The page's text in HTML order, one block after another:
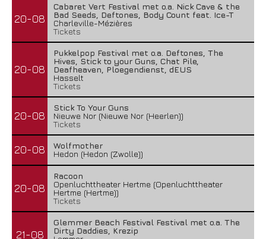
20-08
Cabaret Vert Festival met o.a. Nick Cave & the
Bad Seeds, Deftones, Body Count feat. Ice-T
Charleville-Mézières
Tickets
20-08
Pukkelpop Festival met o.a. Deftones, The
Hives, Stick to your Guns, Chat Pile,
Deafheaven, Ploegendienst, dEUS
Hasselt
Tickets
20-08
Stick To Your Guns
Nieuwe Nor (Nieuwe Nor (Heerlen))
Tickets
20-08
Wolfmother
Hedon (Hedon (Zwolle))
20-08
Racoon
Openluchttheater Hertme (Openluchttheater
Hertme (Hertme))
Tickets
21-08
Glemmer Beach Festival Festival met o.a. The
Dirty Daddies, Krezip